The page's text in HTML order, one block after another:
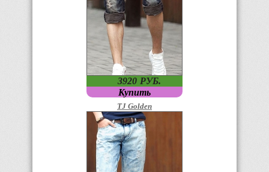
Купить
3920 PУБ.
TJ Golden